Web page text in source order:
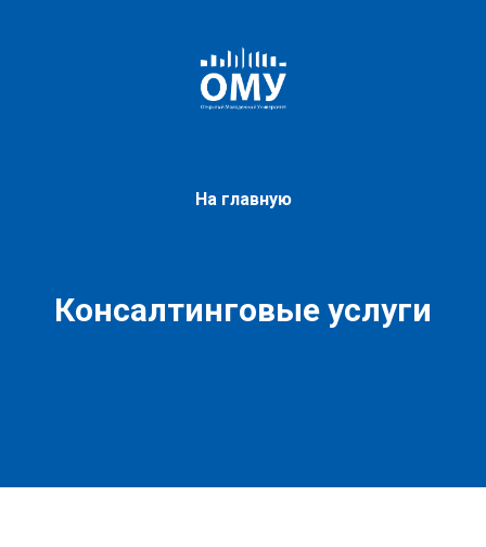
На главную
Консалтинговые услуги